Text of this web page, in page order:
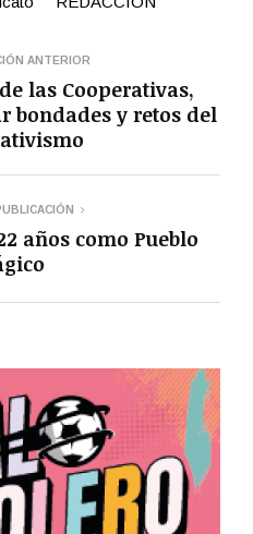
ANTERIOR
las Cooperativas,
bondades y retos del
años como Pueblo